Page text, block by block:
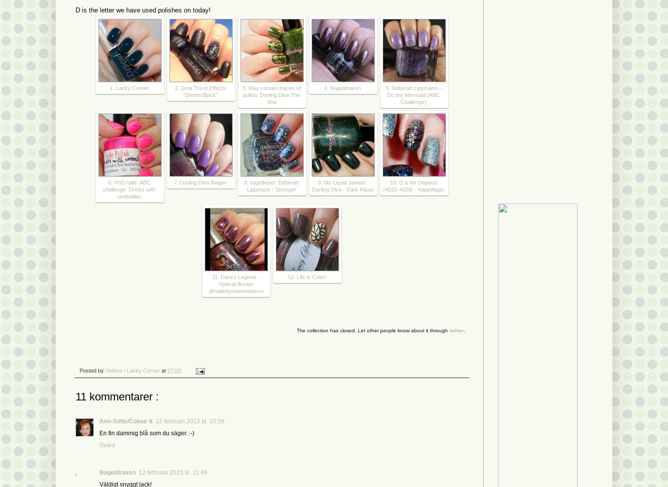
D is the letter we have used polishes on today!
1. Lacky Corner
2. Gina Tricot Effects
"Denim Black"
3. May contain traces of
polish: Darling Diva The
Sha
4. Nageldraken
5. Deborah Lippmann –
Do the Mermaid (ABC
Challenge)
6. PhD nails: ABC
challenge: Drinks with
umbrellas
7. Darling Diva Ringer
8. nagelfeber: Deborah
Lippmann - Stronger
9. My Liquid Jewels:
Darling Diva - Dark Ritual
10. D is for Depend
(4025-4029) - Nagelfager
11. Dance Legend -
Optical Illusion
@nailsbymammabisso
12. Life in Color!
The collection has closed. Let other people know about it through twitter
Posted by Helena / Lacky Corner at 07:00
11 kommentarer :
Ann-Sofie/Colour it 12 februari 2015 kl. 10:56
En fin dammig blå som du säger. :-)
Svara
Nageldraken 12 februari 2015 kl. 11:49
Väldigt snyggt lack!